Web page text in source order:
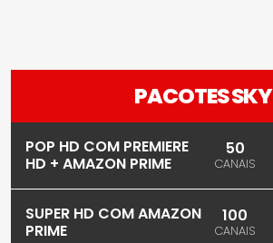
PACOTES SKY
POP HD COM PREMIERE
HD + AMAZON PRIME
50
CANAIS
SUPER HD COM AMAZON
PRIME
100
CANAIS